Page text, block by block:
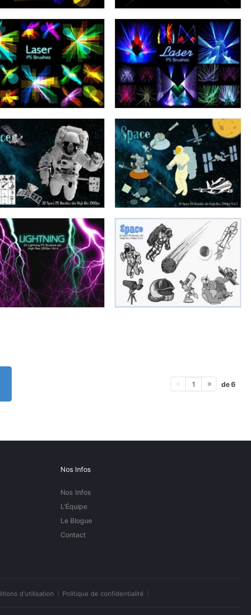
1 de 6
Nos Infos
Nos Infos
L'Équipe
Le Blogue
Contact
d'utilisation Politique de confidentialité